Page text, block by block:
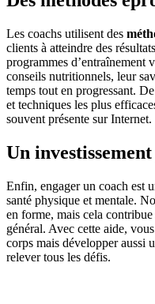
Les coachs utilisent des
clients à atteindre des
programmes d’entraînement
conseils nutritionnels, leur
temps tout en progressant.
et techniques les plus
souvent présente sur Internet.
Un
Enfin, engager un coach est
santé physique et mentale.
en forme, mais cela
général. Avec cette aide,
corps mais développer aussi
relever tous les défis.